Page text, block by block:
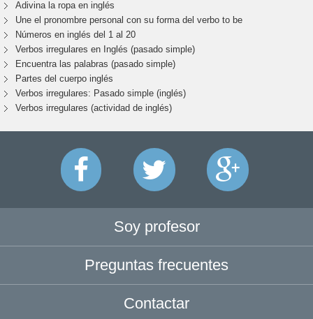
Adivina la ropa en inglés
Une el pronombre personal con su forma del verbo to be
Números en inglés del 1 al 20
Verbos irregulares en Inglés (pasado simple)
Encuentra las palabras (pasado simple)
Partes del cuerpo inglés
Verbos irregulares: Pasado simple (inglés)
Verbos irregulares (actividad de inglés)
Soy profesor
Preguntas frecuentes
Contactar